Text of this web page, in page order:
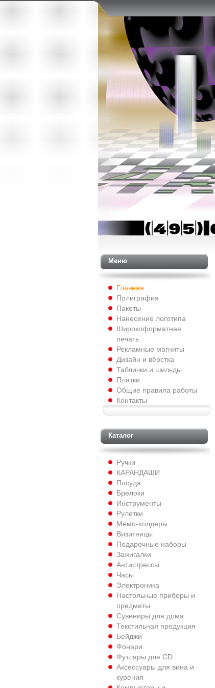
Меню
Главная
Полиграфия
Пакеты
Нанесение логотипа
Широкоформатная
печать
Рекламные магниты
Дизайн и вёрстка
Таблички и шильды
Платки
Общие правила работы
Контакты
Каталог
Ручки
КАРАНДАШИ
Посуда
Брелоки
Инструменты
Рулетки
Мемо-холдеры
Визитницы
Подарочные наборы
Зажигалки
Антистрессы
Часы
Электроника
Настольные приборы и
предметы
Сувениры для дома
Текстильная продукция
Бейджи
Фонари
Футляры для CD
Аксессуары для вина и
курения